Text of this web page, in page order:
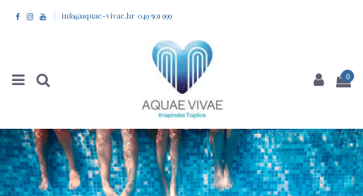
info@aquae-vivae.hr 049 501 999
0